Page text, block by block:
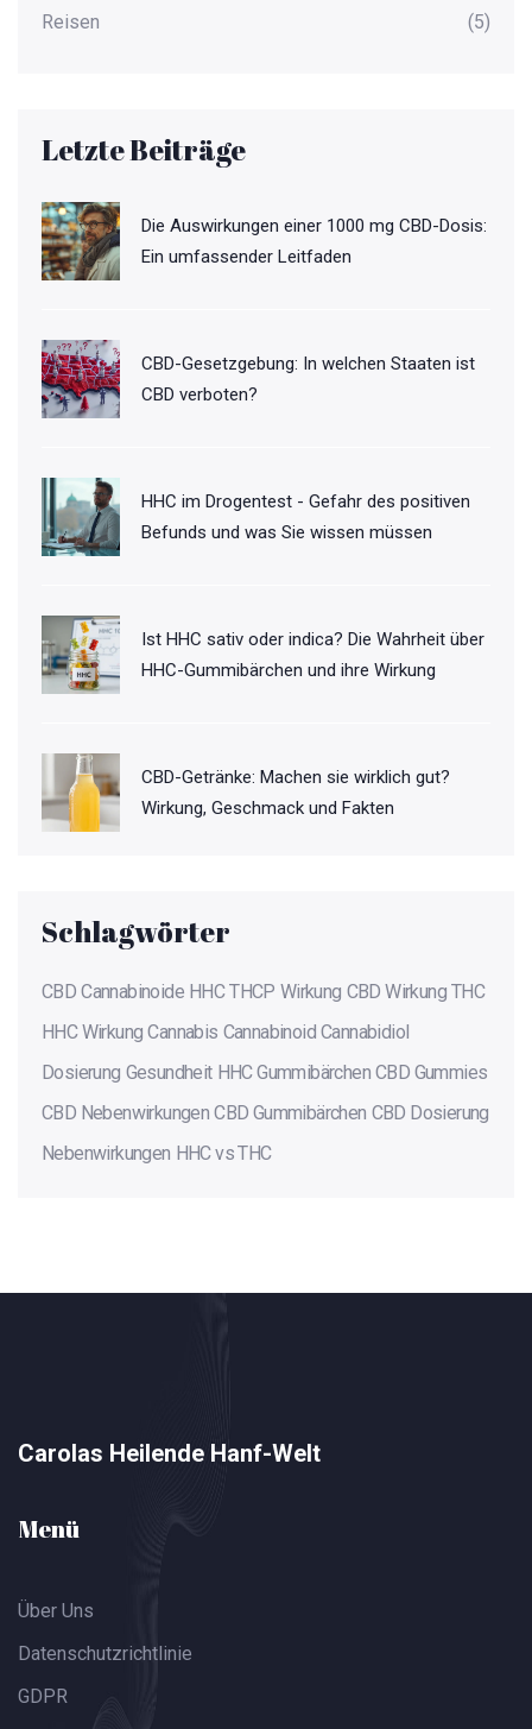
Reisen (5)
Letzte Beiträge
Die Auswirkungen einer 1000 mg CBD-Dosis:
Ein umfassender Leitfaden
CBD-Gesetzgebung: In welchen Staaten ist
CBD verboten?
HHC im Drogentest - Gefahr des positiven
Befunds und was Sie wissen müssen
Ist HHC sativ oder indica? Die Wahrheit über
HHC-Gummibärchen und ihre Wirkung
CBD-Getränke: Machen sie wirklich gut?
Wirkung, Geschmack und Fakten
Schlagwörter
CBD Cannabinoide HHC THCP Wirkung CBD Wirkung THC
HHC Wirkung Cannabis Cannabinoid Cannabidiol
Dosierung Gesundheit HHC Gummibärchen CBD Gummies
CBD Nebenwirkungen CBD Gummibärchen CBD Dosierung
Nebenwirkungen HHC vs THC
Carolas Heilende Hanf-Welt
Menü
Über Uns
Datenschutzrichtlinie
GDPR